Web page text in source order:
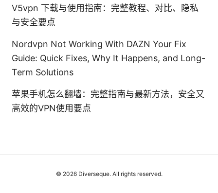
V5vpn 下载与使用指南：完整教程、对比、隐私
与安全要点
Nordvpn Not Working With DAZN Your Fix
Guide: Quick Fixes, Why It Happens, and Long-
Term Solutions
苹果手机怎么翻墙：完整指南与最新方法，安全又
高效的VPN使用要点
© 2026 Diverseque. All rights reserved.